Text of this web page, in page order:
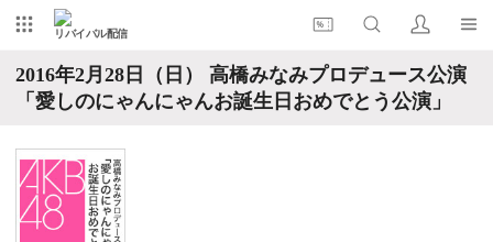
リバイバル配信
2016年2月28日（日） 高橋みなみプロデュース公演
「愛しのにゃんにゃんお誕生日おめでとう公演」